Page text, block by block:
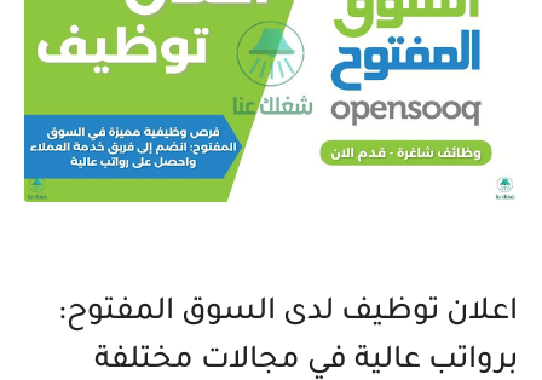
اعلان توظيف لدى السوق المفتوح:
برواتب عالية في مجالات مختلفة